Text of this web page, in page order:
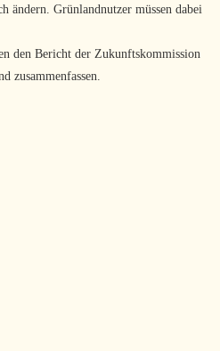
ändern. Grünlandnutzer müssen dabei
den Bericht der Zukunftskommission
zusammenfassen.